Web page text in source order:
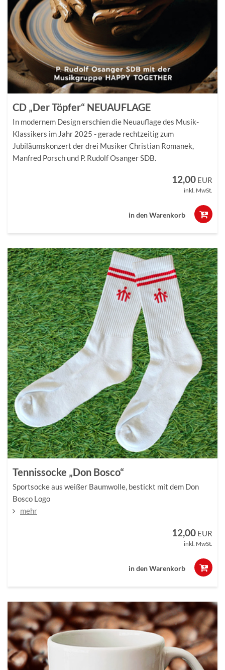
CD „Der Töpfer“ NEUAUFLAGE
In modernem Design erschien die Neuauflage des Musik-
Klassikers im Jahr 2025 - gerade rechtzeitig zum
Jubiläumskonzert der drei Musiker Christian Romanek,
Manfred Porsch und P. Rudolf Osanger SDB.
12,00 EUR
inkl. MwSt.
Tennissocke „Don Bosco“
Sportsocke aus weißer Baumwolle, bestickt mit dem Don
Bosco Logo
mehr
12,00 EUR
inkl. MwSt.